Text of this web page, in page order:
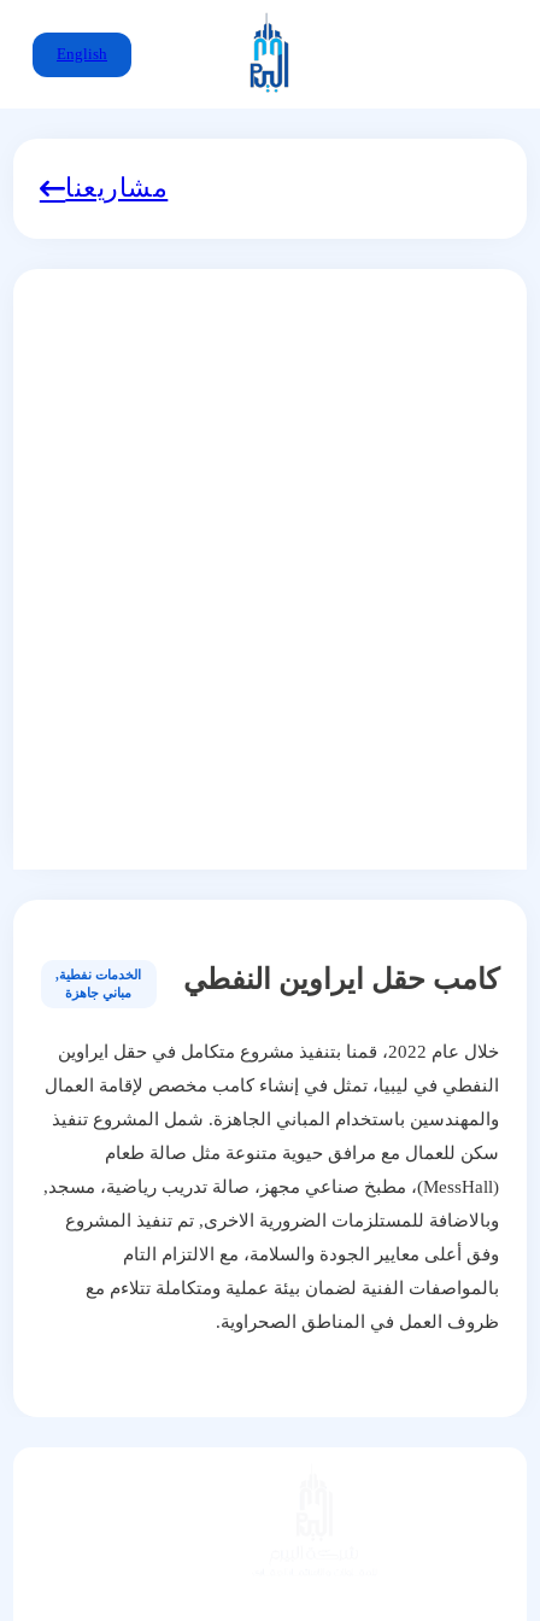
English
مشاريعنا
كامب حقل ايراوين النفطي الخدمات نفطية,
مباني جاهزة
خلال عام 2022، قمنا بتنفيذ مشروع متكامل في حقل ايراوين
النفطي في ليبيا، تمثل في إنشاء كامب مخصص لإقامة العمال
والمهندسين باستخدام المباني الجاهزة. شمل المشروع تنفيذ
سكن للعمال مع مرافق حيوية متنوعة مثل صالة طعام
(MessHall)، مطبخ صناعي مجهز، صالة تدريب رياضية، مسجد,
وبالاضافة للمستلزمات الضرورية الاخرى, تم تنفيذ المشروع
وفق أعلى معايير الجودة والسلامة، مع الالتزام التام
بالمواصفات الفنية لضمان بيئة عملية ومتكاملة تتلاءم مع
ظروف العمل في المناطق الصحراوية.